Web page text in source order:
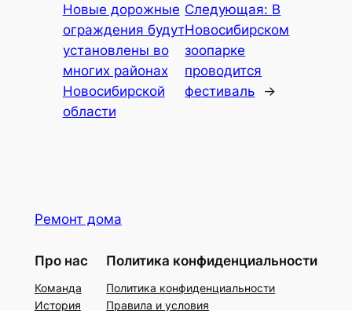
Новые дорожные
ограждения будут
установлены во
многих районах
Новосибирской
области
Следующая: В
Новосибирском
зоопарке
проводится
фестиваль
→
Ремонт дома
Про нас
Команда
История
Политика конфиденциальности
Политика конфиденциальности
Правила и условия